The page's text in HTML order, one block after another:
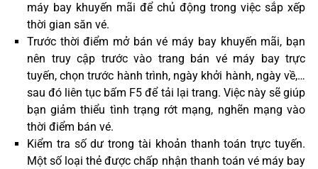
máy bay khuyến mãi để chủ động trong việc sắp xếp
thời gian săn vé.
Trước thời điểm mở bán vé máy bay khuyến mãi, bạn
nên truy cập trước vào trang bán vé máy bay trực
tuyến, chọn trước hành trình, ngày khởi hành, ngày về,…
sau đó liên tục bấm F5 để tải lại trang. Việc này sẽ giúp
bạn giảm thiểu tình trạng rớt mạng, nghẽn mạng vào
thời điểm bán vé.
Kiểm tra số dư trong tài khoản thanh toán trực tuyến.
Một số loại thẻ được chấp nhận thanh toán vé máy bay